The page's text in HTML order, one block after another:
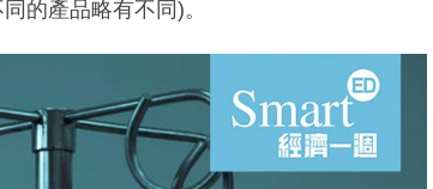
的產品略有不同)。